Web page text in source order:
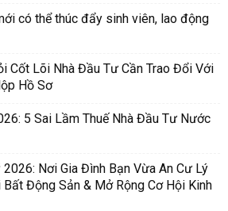
có thể thúc đẩy sinh viên, lao động
Cốt Lõi Nhà Đầu Tư Cần Trao Đổi Với
Hồ Sơ
5 Sai Lầm Thuế Nhà Đầu Tư Nước
2026: Nơi Gia Đình Bạn Vừa An Cư Lý
Động Sản & Mở Rộng Cơ Hội Kinh